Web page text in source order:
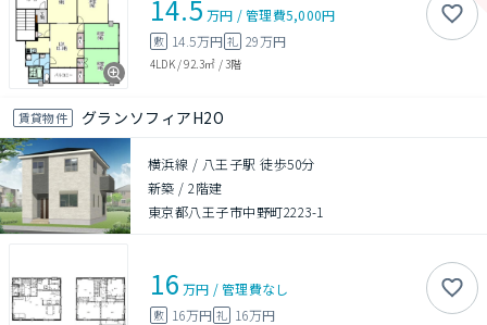
14.5 万円 /管理費5,000円
敷 14.5万円 礼 29万円
4LDK/92.3㎡ /3階
賃貸物件 グランソフィアH2O
横浜線 / 八王子駅 徒歩50分
新築 /2階建
東京都八王子市中野町2223-1
16 万円 /管理費なし
敷 16万円 礼 16万円